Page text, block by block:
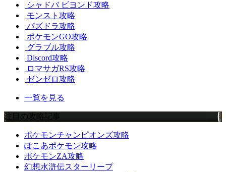
シャドバ ビヨンド攻略
モンスト攻略
パズドラ攻略
ポケモンGO攻略
グラブル攻略
Discord攻略
ロマサガRS攻略
ゼンゼロ攻略
一覧を見る
注目の攻略記事
ポケモンチャンピオンズ攻略
ぽこあポケモン攻略
ポケモンZA攻略
幻想水滸伝スターリープ